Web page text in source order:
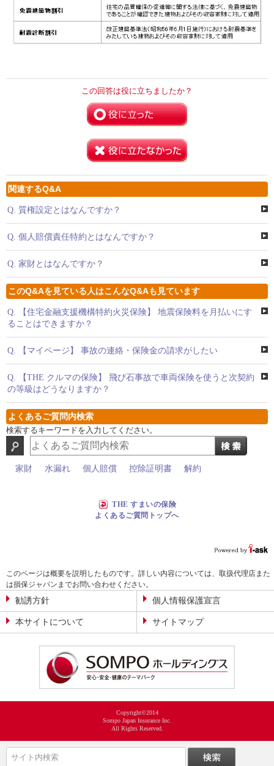
この回答は役に立ちましたか？
関連するQ&A
Q. 質権設定とはなんですか？
Q. 個人賠償責任特約とはなんですか？
Q. 家財とはなんですか？
このQ&Aを見ている人はこんなQ&Aも見ています
Q.
【住宅金融支援機構特約火災保険】 地震保険料を月払いにす
ることはできますか？
Q. 【マイページ】 事故の連絡・保険金の請求がしたい
Q.
【THE クルマの保険】 飛び石事故で車両保険を使うと次契約
の等級はどうなりますか？
よくあるご質問内検索
検索するキーワードを入力してください。
家財 水漏れ 個人賠償 控除証明書 解約
THE すまいの保険
よくあるご質問トップへ
このページは概要を説明したものです。詳しい内容については、取扱代理店また
は損保ジャパンまでお問い合わせください。
勧誘方針 個人情報保護宣言
本サイトについて サイトマップ
Copyright©2014
Sompo Japan Insurance Inc.
All Rights Reserved.